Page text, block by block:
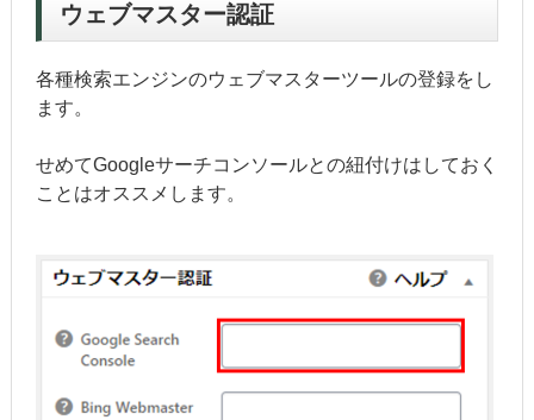
ウェブマスター認証
各種検索エンジンのウェブマスターツールの登録をし
ます。
せめてGoogleサーチコンソールとの紐付けはしておく
ことはオススメします。